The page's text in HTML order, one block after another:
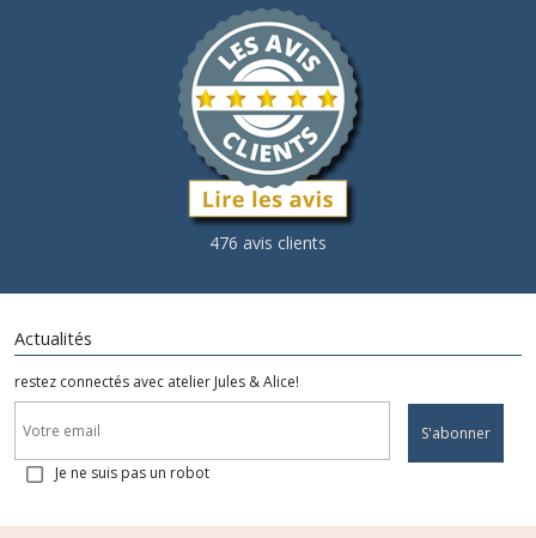
476 avis clients
Actualités
restez connectés avec atelier Jules & Alice!
S'abonner
Je ne suis pas un robot